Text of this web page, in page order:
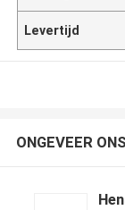
Levertijd
ONGEVEER ONS